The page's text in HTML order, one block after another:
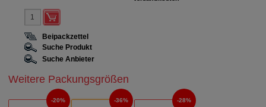
Beipackzettel
Suche Produkt
Suche Anbieter
Weitere Packungsgrößen
20% 36% 28%